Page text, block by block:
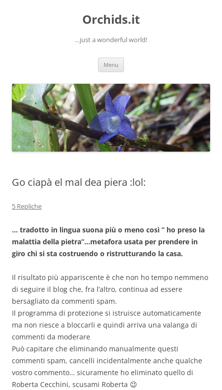
Orchids.it
…just a wonderful world!
Menu
Go ciapà el mal dea piera :lol:
5 Repliche
… tradotto in lingua suona più o meno così ” ho preso la
malattia della pietra”…metafora usata per prendere in
giro chi si sta costruendo o ristrutturando la casa.
Il risultato più appariscente è che non ho tempo nemmeno
di seguire il blog che, fra l’altro, continua ad essere
bersagliato da commenti spam.
Il programma di protezione si istruisce automaticamente
ma non riesce a bloccarli e quindi arriva una valanga di
commenti da moderare
Può capitare che eliminando manualmente questi
commenti spam, cancelli incidentalmente anche qualche
vostro commento… sicuramente ho eliminato quello di
Roberta Cecchini, scusami Roberta 😉